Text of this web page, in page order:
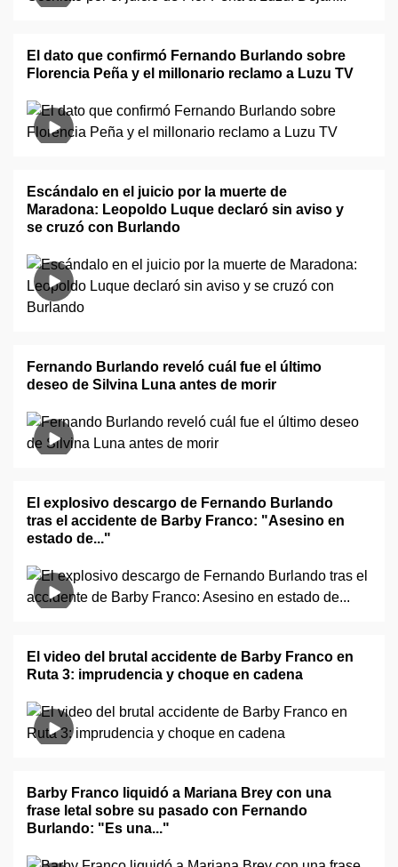
El dato que confirmó Fernando Burlando sobre
Florencia Peña y el millonario reclamo a Luzu TV
Escándalo en el juicio por la muerte de
Maradona: Leopoldo Luque declaró sin aviso y
se cruzó con Burlando
Fernando Burlando reveló cuál fue el último
deseo de Silvina Luna antes de morir
El explosivo descargo de Fernando Burlando
tras el accidente de Barby Franco: "Asesino en
estado de..."
El video del brutal accidente de Barby Franco en
Ruta 3: imprudencia y choque en cadena
Barby Franco liquidó a Mariana Brey con una
frase letal sobre su pasado con Fernando
Burlando: "Es una..."